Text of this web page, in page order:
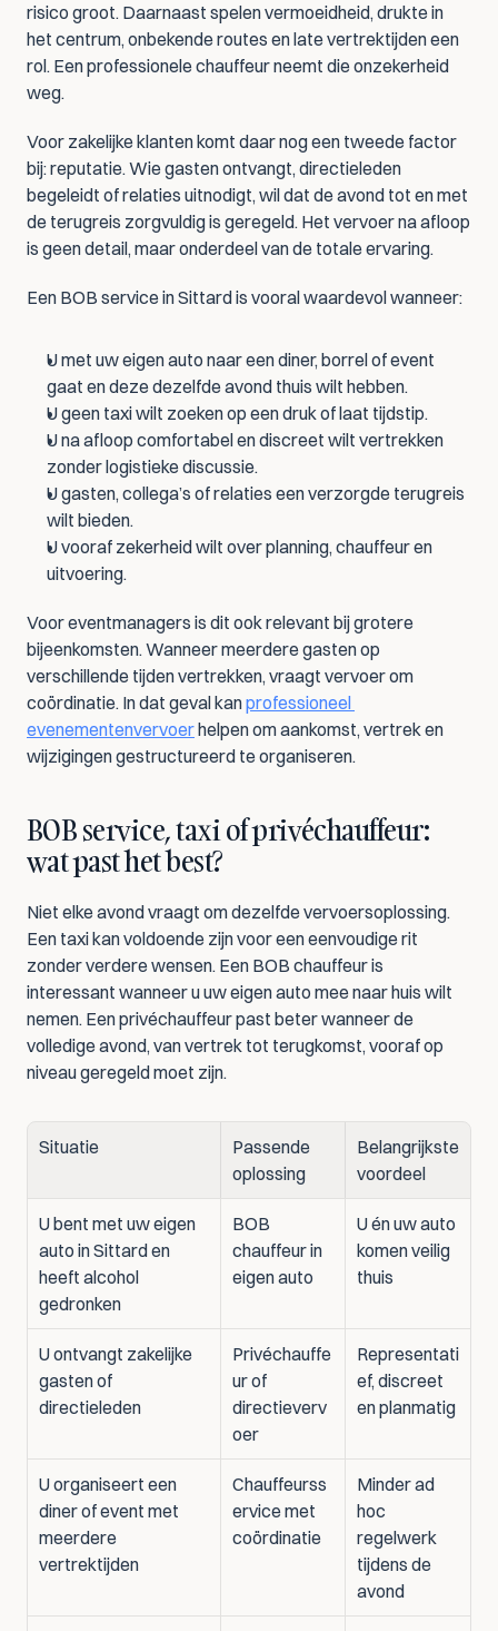
risico groot. Daarnaast spelen vermoeidheid, drukte in
het centrum, onbekende routes en late vertrektijden een
rol. Een professionele chauffeur neemt die onzekerheid
weg.
Voor zakelijke klanten komt daar nog een tweede factor
bij: reputatie. Wie gasten ontvangt, directieleden
begeleidt of relaties uitnodigt, wil dat de avond tot en met
de terugreis zorgvuldig is geregeld. Het vervoer na afloop
is geen detail, maar onderdeel van de totale ervaring.
Een BOB service in Sittard is vooral waardevol wanneer:
U met uw eigen auto naar een diner, borrel of event
gaat en deze dezelfde avond thuis wilt hebben.
U geen taxi wilt zoeken op een druk of laat tijdstip.
U na afloop comfortabel en discreet wilt vertrekken
zonder logistieke discussie.
U gasten, collega’s of relaties een verzorgde terugreis
wilt bieden.
U vooraf zekerheid wilt over planning, chauffeur en
uitvoering.
Voor eventmanagers is dit ook relevant bij grotere
bijeenkomsten. Wanneer meerdere gasten op
verschillende tijden vertrekken, vraagt vervoer om
coördinatie. In dat geval kan professioneel
evenementenvervoer helpen om aankomst, vertrek en
wijzigingen gestructureerd te organiseren.
BOB service, taxi of privéchauffeur:
wat past het best?
Niet elke avond vraagt om dezelfde vervoersoplossing.
Een taxi kan voldoende zijn voor een eenvoudige rit
zonder verdere wensen. Een BOB chauffeur is
interessant wanneer u uw eigen auto mee naar huis wilt
nemen. Een privéchauffeur past beter wanneer de
volledige avond, van vertrek tot terugkomst, vooraf op
niveau geregeld moet zijn.
Situatie
Passende
oplossing
Belangrijkste
voordeel
U bent met uw eigen
auto in Sittard en
heeft alcohol
gedronken
BOB
chauffeur in
eigen auto
U én uw auto
komen veilig
thuis
U ontvangt zakelijke
gasten of
directieleden
Privéchauffe
ur of
directieverv
oer
Representati
ef, discreet
en planmatig
U organiseert een
diner of event met
meerdere
vertrektijden
Chauffeurss
ervice met
coördinatie
Minder ad
hoc
regelwerk
tijdens de
avond